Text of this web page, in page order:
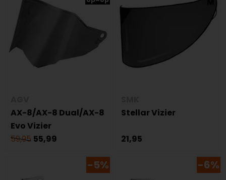
AX-8/AX-8 Dual/AX-8
Evo Vizier
59,95 55,99
Stellar Vizier
21,95
-5% -6%